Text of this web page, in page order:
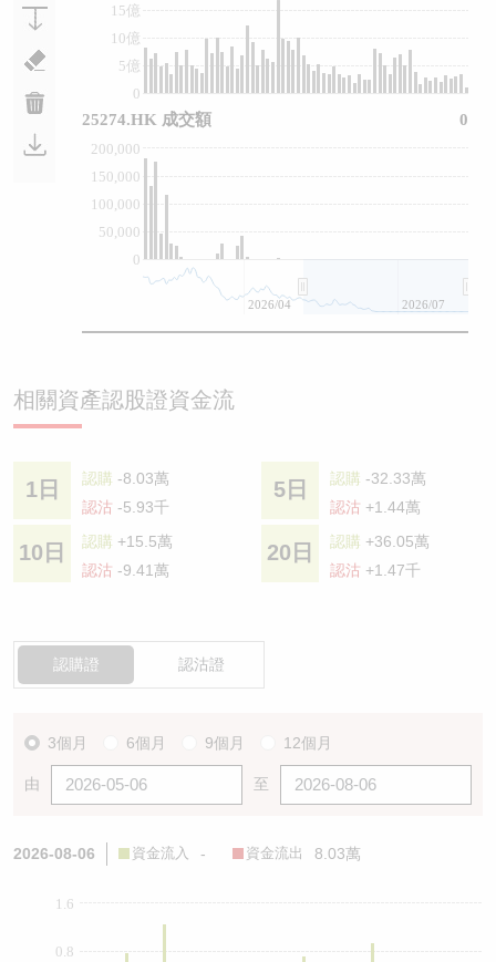
0
5億
10億
15億
0
50,000
100,000
150,000
200,000
2026/04 2026/07
25274.HK 成交額 0
相關資產認股證資金流
1日 認購 -8.03萬
認沽 -5.93千
5日 認購 -32.33萬
認沽 +1.44萬
10日 認購 +15.5萬
認沽 -9.41萬
20日 認購 +36.05萬
認沽 +1.47千
認購證 認沽證
3個月 6個月 9個月 12個月
由 至
2026-08-06 資金流入 - 資金流出 8.03萬
0.8
1.6